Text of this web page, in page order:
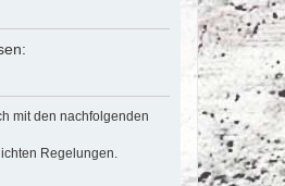
mit den nachfolgenden
Regelungen.